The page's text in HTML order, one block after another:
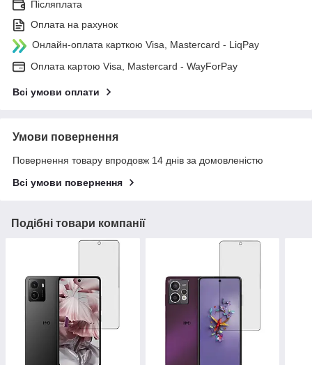
Післяплата
Оплата на рахунок
Онлайн-оплата карткою Visa, Mastercard - LiqPay
Оплата картою Visa, Mastercard - WayForPay
Всі умови оплати
Умови повернення
Повернення товару впродовж 14 днів за домовленістю
Всі умови повернення
Подібні товари компанії